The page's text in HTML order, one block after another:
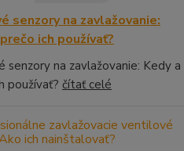
senzory na zavlažovanie:
ich používať?
senzory na zavlažovanie: Kedy a
používať? čítať celé